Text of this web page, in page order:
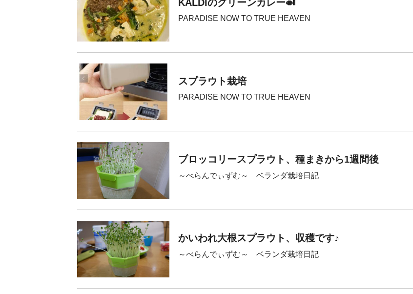
KALDIのグリーンカレー🍛
PARADISE NOW TO TRUE HEAVEN
スプラウト栽培
PARADISE NOW TO TRUE HEAVEN
ブロッコリースプラウト、種まきから1週間後
～べらんでぃずむ～ ベランダ栽培日記
かいわれ大根スプラウト、収穫です♪
～べらんでぃずむ～ ベランダ栽培日記